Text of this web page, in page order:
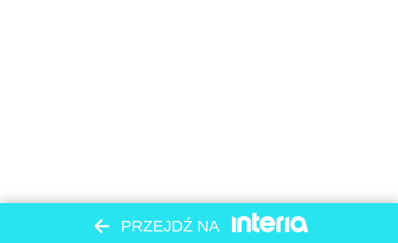
PRZEJDŹ NA